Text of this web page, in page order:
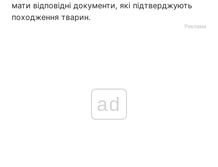
мати відповідні документи, які підтверджують
походження тварин.
Реклама
ad